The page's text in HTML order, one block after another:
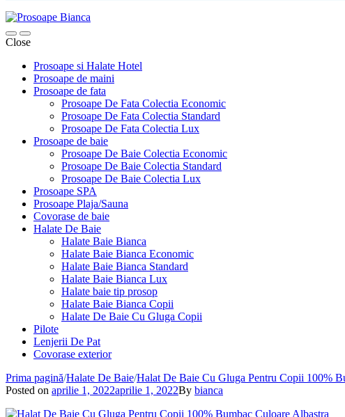
Close
Prosoape si Halate Hotel
Prosoape de maini
Prosoape de fata
Prosoape De Fata Colectia Economic
Prosoape De Fata Colectia Standard
Prosoape De Fata Colectia Lux
Prosoape de baie
Prosoape De Baie Colectia Economic
Prosoape De Baie Colectia Standard
Prosoape De Baie Colectia Lux
Prosoape SPA
Prosoape Plaja/Sauna
Covorase de baie
Halate De Baie
Halate Baie Bianca
Halate Baie Bianca Economic
Halate Baie Bianca Standard
Halate Baie Bianca Lux
Halate baie tip prosop
Halate Baie Bianca Copii
Halate De Baie Cu Gluga Copii
Pilote
Lenjerii De Pat
Covorase exterior
Prima pagină/Halate De Baie/Halat De Baie Cu Gluga Pentru Copii 100%
Posted on aprilie 1, 2022aprilie 1, 2022By bianca